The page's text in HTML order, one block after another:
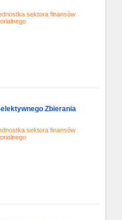
sektora finansów
Zbierania
sektora finansów